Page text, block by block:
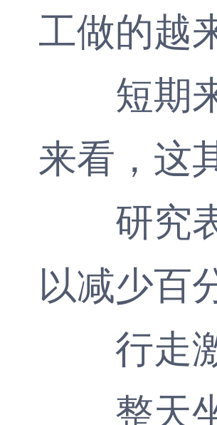
工做的越
短期来
来看，这
研究表
以减少百
行走激
整天坐